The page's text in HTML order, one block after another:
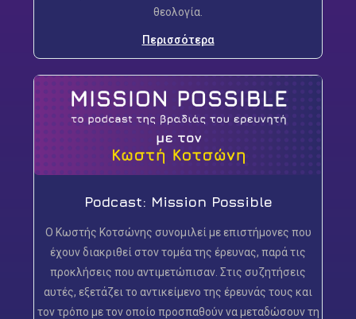
θεολογία.
Περισσότερα
Podcast: Mission Possible
Ο Κωστής Κοτσώνης συνομιλεί με επιστήμονες που
έχουν διακριθεί στον τομέα της έρευνας, παρά τις
προκλήσεις που αντιμετώπισαν. Στις συζητήσεις
αυτές, εξετάζει το αντικείμενο της έρευνάς τους και
τον τρόπο με τον οποίο προσπαθούν να μεταδώσουν τη